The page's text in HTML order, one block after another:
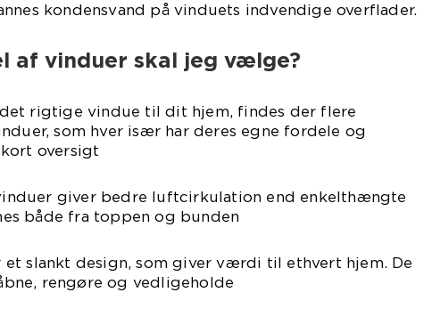
kondensvand på vinduets indvendige overflader.
af vinduer skal jeg vælge?
rigtige vindue til dit hjem, findes der flere
som hver især har deres egne fordele og
oversigt
giver bedre luftcirkulation end enkelthængte
både fra toppen og bunden
et slankt design, som giver værdi til ethvert hjem. De
rengøre og vedligeholde